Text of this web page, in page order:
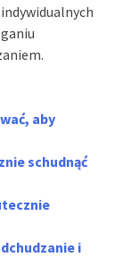
aby
schudnąć
i